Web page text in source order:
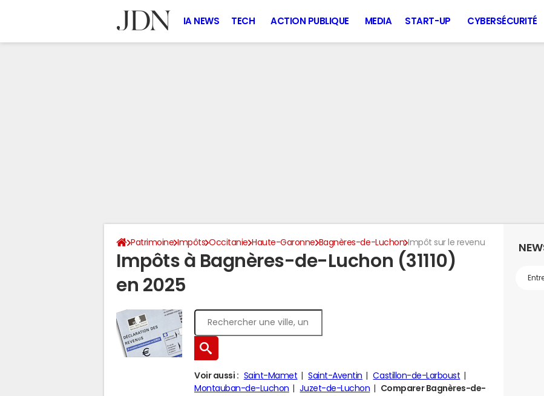
IA NEWS TECH ACTION PUBLIQUE MEDIA START-UP CYBERSÉCURITÉ
Patrimoine Impôts Occitanie Haute-Garonne Bagnères-de-Luchon Impôt sur le revenu
Impôts à Bagnères-de-Luchon (31110)
en 2025
Voir aussi : Saint-Mamet Saint-Aventin
Castillon-de-Larboust
Montauban-de-Luchon
Juzet-de-Luchon
Comparer Bagnères-de-